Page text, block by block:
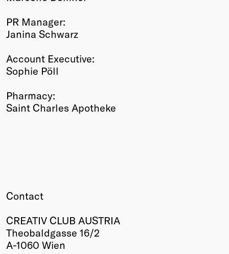
PR Manager:
Janina Schwarz
Account Executive:
Sophie Pöll
Pharmacy:
Saint Charles Apotheke
Contact
CREATIV CLUB AUSTRIA
Theobaldgasse 16/2
A-1060 Wien